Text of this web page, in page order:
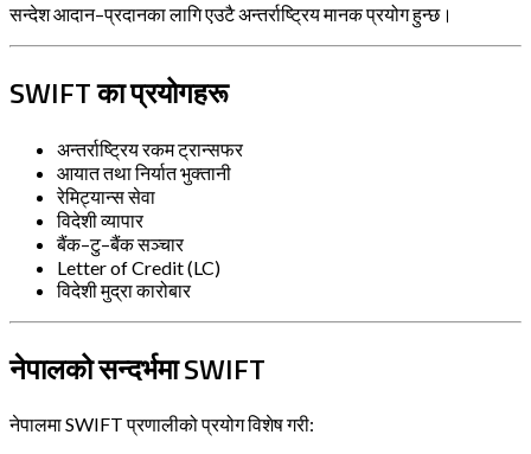
सन्देश आदान–प्रदानका लागि एउटै अन्तर्राष्ट्रिय मानक प्रयोग हुन्छ।
SWIFT का प्रयोगहरू
अन्तर्राष्ट्रिय रकम ट्रान्सफर
आयात तथा निर्यात भुक्तानी
रेमिट्यान्स सेवा
विदेशी व्यापार
बैंक–टु–बैंक सञ्चार
Letter of Credit (LC)
विदेशी मुद्रा कारोबार
नेपालको सन्दर्भमा SWIFT
नेपालमा SWIFT प्रणालीको प्रयोग विशेष गरी: